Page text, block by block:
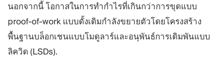
นอกจากนี้ โอกาสในการทำกำไรที่เกินกว่าการขุดแบบ
proof-of-work แบบดั้งเดิมกำลังขยายตัวโดยโครงสร้าง
พื้นฐานบล็อกเชนแบบโมดูลาร์และอนุพันธ์การเดิมพันแบบ
ลิควิด (LSDs).